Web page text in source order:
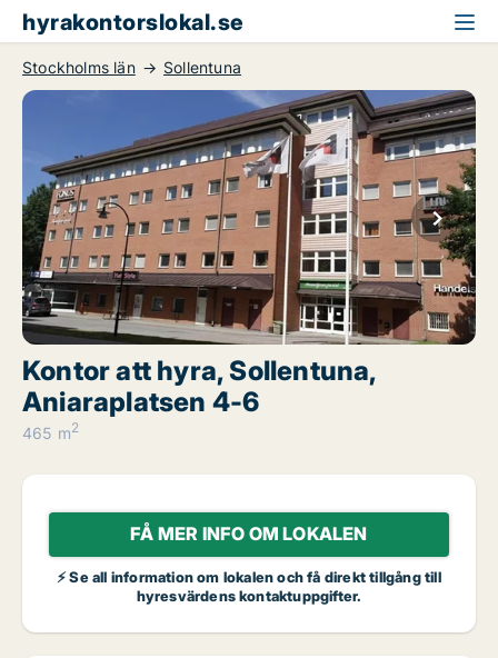
hyrakontorslokal.se
Stockholms län Sollentuna
Kontor att hyra, Sollentuna,
Aniaraplatsen 4-6
465 m2
FÅ MER INFO OM LOKALEN
⚡ Se all information om lokalen och få direkt tillgång till
hyresvärdens kontaktuppgifter.